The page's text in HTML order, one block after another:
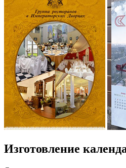
Изготовление